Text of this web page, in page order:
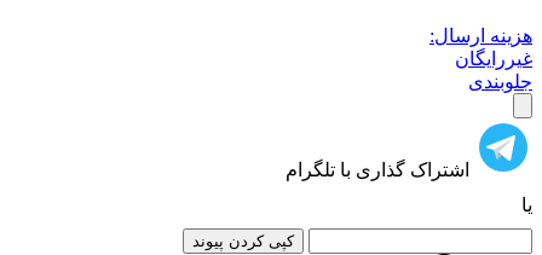
هزینه ارسال:
غیررایگان
جلوبندی
اشتراک گذاری با تلگرام
یا
کپی کردن پیوند